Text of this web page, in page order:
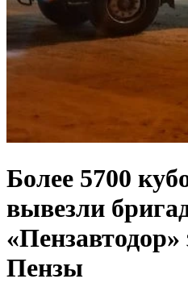
Более 5700
вывезли
Пензы